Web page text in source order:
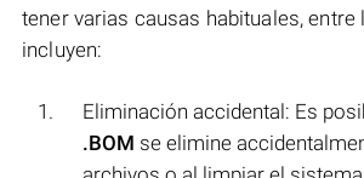
tener varias causas habituales, entre
incluyen:
Eliminación accidental: Es
.BOM se elimine